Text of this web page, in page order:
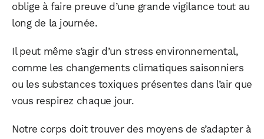
oblige à faire preuve d’une grande vigilance tout au
long de la journée.
Il peut même s’agir d’un stress environnemental,
comme les changements climatiques saisonniers
ou les substances toxiques présentes dans l’air que
vous respirez chaque jour.
Notre corps doit trouver des moyens de s’adapter à